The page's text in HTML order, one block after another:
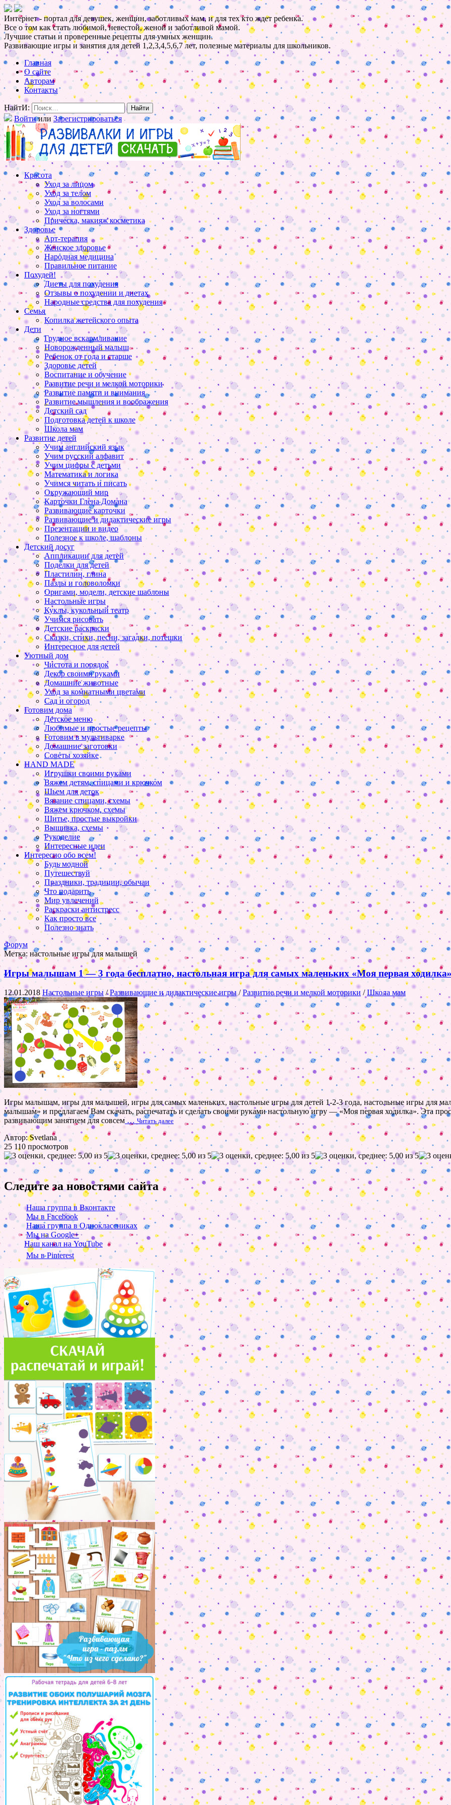
Интернет - портал для девушек, женщин, заботливых мам, и для тех кто ждет ребенка.
Все о том как стать любимой, невестой, женой и заботливой мамой.
Лучшие статьи и проверенные рецепты для умных женщин.
Развивающие игры и занятия для детей 1,2,3,4,5,6,7 лет, полезные материалы для школьников.
Главная
О сайте
Авторам
Контакты
НайтИ:
Войтиили Зарегистрироваться
Красота
Уход за лицом
Уход за телом
Уход за волосами
Уход за ногтями
Прическа, макияж косметика
Здоровье
Арт-терапия
Женское здоровье
Народная медицина
Правильное питание
Похудей!
Диеты для похудения
Отзывы о похудении и диетах
Народные средства для похудения
Семья
Копилка жетейского опыта
Дети
Грудное вскармливание
Новорожденный малыш
Ребенок от года и старше
Здоровье детей
Воспитание и обучение
Развитие речи и мелкой моторики
Развитие памяти и внимания
Развитие мышления и воображения
Детский сад
Подготовка детей к школе
Школа мам
Развитие детей
Учим английский язык
Учим русский алфавит
Учим цифры с детьми
Математика и логика
Учимся читать и писать
Окружающий мир
Карточки Глена Домана
Развивающие карточки
Развивающие и дидактические игры
Презентации и видео
Полезное к школе, шаблоны
Детский досуг
Аппликации для детей
Поделки для детей
Пластилин, глина
Пазлы и головоломки
Оригами, модели, детские шаблоны
Настольные игры
Куклы, кукольный театр
Учимся рисовать
Детские раскраски
Сказки, стихи, песни, загадки, потешки
Интересное для детей
Уютный дом
Чистота и порядок
Декор своими руками
Домашние животные
Уход за комнатными цветами
Сад и огород
Готовим дома
Детское меню
Любимые и простые рецепты
Готовим в мультиварке
Домашние заготовки
Советы хозяйке
HAND MADE
Игрушки своими руками
Вяжем детям, спицами и крючком
Шьем для деток
Вязание спицами, схемы
Вяжем крючком, схемы
Шитье, простые выкройки
Вышивка, схемы
Рукоделие
Интересные идеи
Интересно обо всем!
Будь модной
Путешествуй
Праздники, традиции, обычаи
Что подарить
Мир увлечений
Раскраски антистресс
Как просто все
Полезно знать
Форум
Метка: настольные игры для малышей
Игры малышам 1 — 3 года бесплатно, настольная игра для самых маленьких «Моя первая ходилка»
12.01.2018 Настольные игры /Развивающие и дидактические игры/Развитие речи и мелкой моторики /Школа мам
Игры малышам, игры для малышей, игры для самых маленьких, настольные игры для детей 1-2-3 года, настольные игры для
малышам» и предлагаем Вам скачать, распечатать и сделать своими руками настольную игру — «Моя первая ходилка». Эта
развивающим занятием для совсем… Читать далее
Автор: Svetlana
25 110 просмотров
Следите за новостями сайта
Наша группа в Вконтакте
Мы в Facebook
Наша группа в Одноклассниках
Мы на Google+
Наш канал на YouTube
Мы в Pinterest